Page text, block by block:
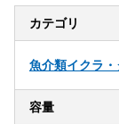
カテゴリ
魚介類イクラ
容量